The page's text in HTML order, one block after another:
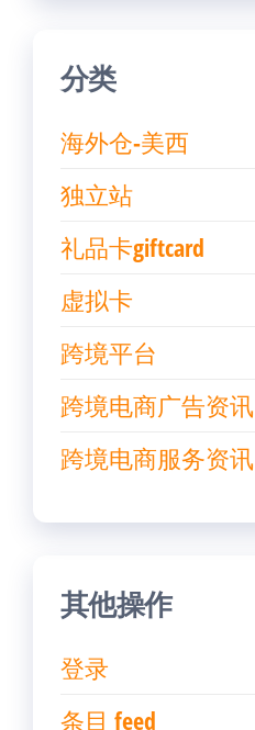
分类
海外仓-美西
独立站
礼品卡giftcard
虚拟卡
跨境平台
跨境电商广告资讯
跨境电商服务资讯
其他操作
登录
条目 feed